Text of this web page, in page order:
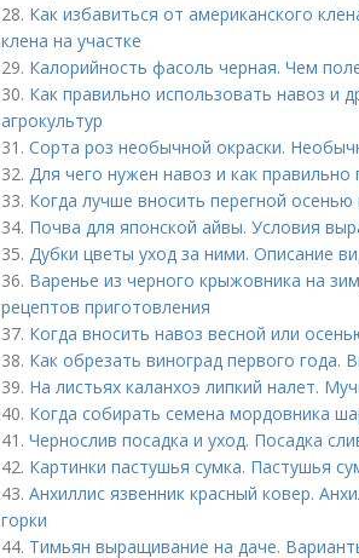
28. Как избавиться от американского
клена на участке
29. Калорийность фасоль черная. Чем
30. Как правильно использовать навоз и
агрокультур
31. Сорта роз необычной окраски.
32. Для чего нужен навоз и как правильно
33. Когда лучше вносить перегной
34. Почва для японской айвы. Условия
35. Дубки цветы уход за ними. Описание
36. Варенье из черного крыжовника на
рецептов приготовления
37. Когда вносить навоз весной или
38. Как обрезать виноград первого года.
39. На листьях каланхоэ липкий налет.
40. Когда собирать семена мордовника
41. Чернослив посадка и уход. Посадка
42. Картинки пастушья сумка. Пастушья
43. Анхиллис язвенник красный ковер.
горки
44. Тимьян выращивание на даче.